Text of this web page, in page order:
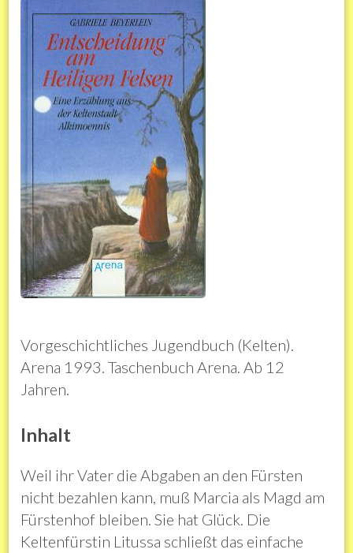
Vorgeschichtliches Jugendbuch (Kelten).
Arena 1993. Taschenbuch Arena. Ab 12
Jahren.
Inhalt
Weil ihr Vater die Abgaben an den Fürsten
nicht bezahlen kann, muß Marcia als Magd am
Fürstenhof bleiben. Sie hat Glück. Die
Keltenfürstin Litussa schließt das einfache